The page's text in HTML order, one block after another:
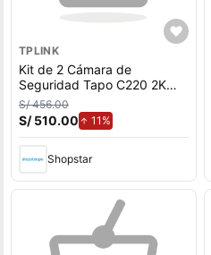
TPLINK
Kit de 2 Cámara de
Seguridad Tapo C220 2K
4MP + Micro SD 128GB Wi-
Fi 360º interior Detección IA
- Tp
S/ 456.00
S/ 510.00 11%
Shopstar